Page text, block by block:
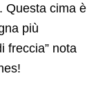
Questa cima è
più
freccia” nota